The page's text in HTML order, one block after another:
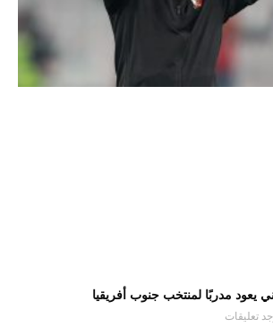
تعليقات